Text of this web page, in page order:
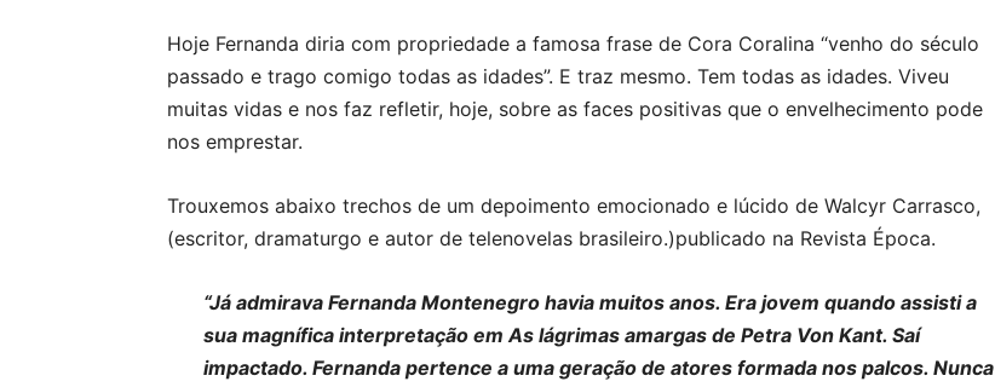
Hoje Fernanda diria com propriedade a famosa frase de Cora Coralina “venho do século
passado e trago comigo todas as idades”. E traz mesmo. Tem todas as idades. Viveu
muitas vidas e nos faz refletir, hoje, sobre as faces positivas que o envelhecimento pode
nos emprestar.
Trouxemos abaixo trechos de um depoimento emocionado e lúcido de Walcyr Carrasco,
(escritor, dramaturgo e autor de telenovelas brasileiro.)publicado na Revista Época.
“Já admirava Fernanda Montenegro havia muitos anos. Era jovem quando assisti a
sua magnífica interpretação em As lágrimas amargas de Petra Von Kant. Saí
impactado. Fernanda pertence a uma geração de atores formada nos palcos. Nunca